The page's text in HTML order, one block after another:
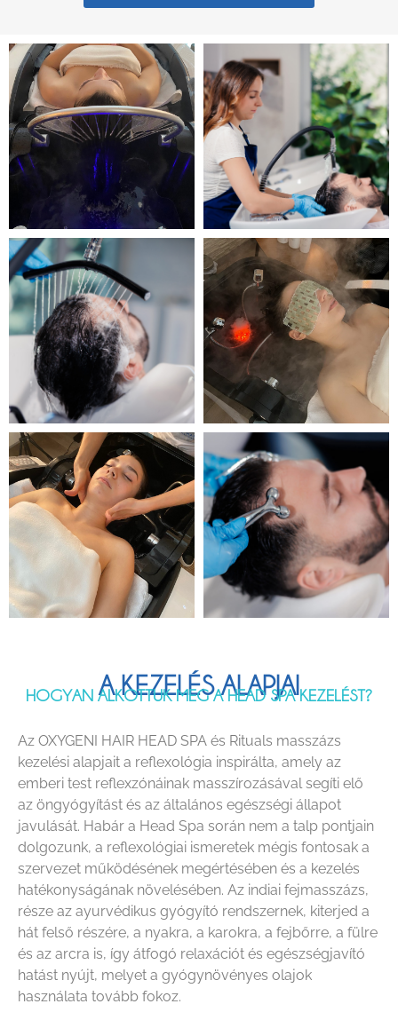
A KEZELÉS ALAPJAI
HOGYAN ALKOTTUK MEG A HEAD SPA KEZELÉST?
Az OXYGENI HAIR HEAD SPA és Rituals masszázs
kezelési alapjait a reflexológia inspirálta, amely az
emberi test reflexzónáinak masszírozásával segíti elő
az öngyógyítást és az általános egészségi állapot
javulását. Habár a Head Spa során nem a talp pontjain
dolgozunk, a reflexológiai ismeretek mégis fontosak a
szervezet működésének megértésében és a kezelés
hatékonyságának növelésében. Az indiai fejmasszázs,
része az ayurvédikus gyógyító rendszernek, kiterjed a
hát felső részére, a nyakra, a karokra, a fejbőrre, a fülre
és az arcra is, így átfogó relaxációt és egészségjavító
hatást nyújt, melyet a gyógynövényes olajok
használata tovább fokoz.